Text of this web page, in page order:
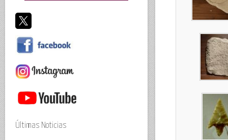
Últimas Noticias